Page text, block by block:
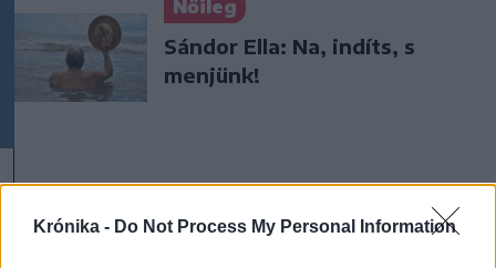
Krónika - Do Not Process My Personal Information
Nőileg
Sándor Ella: Na, indíts, s
menjünk!